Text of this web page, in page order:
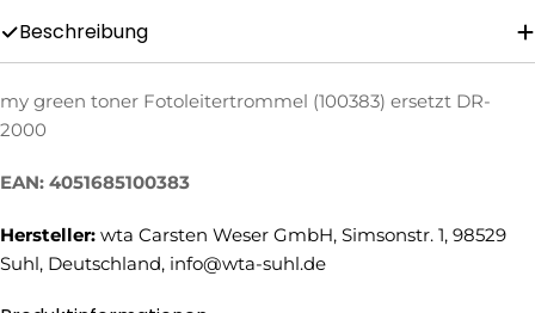
Eine Frage stellen
Name
E-
Mail
Beschreibung
my green toner Fotoleitertrommel (100383) ersetzt DR-
2000
EAN: 4051685100383
Hersteller: wta Carsten Weser GmbH, Simsonstr. 1, 98529
Suhl, Deutschland, info@wta-suhl.de